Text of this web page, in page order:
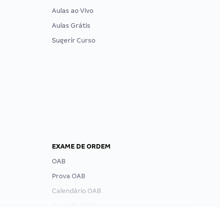
Aulas ao Vivo
Aulas Grátis
Sugerir Curso
EXAME DE ORDEM
OAB
Prova OAB
Calendário OAB